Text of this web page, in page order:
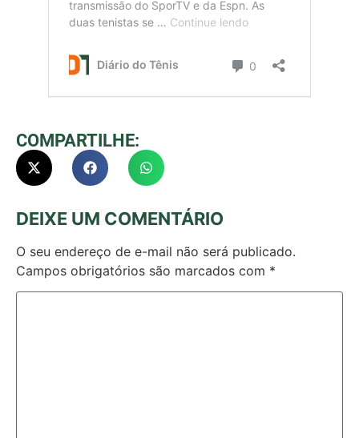
COMPARTILHE:
DEIXE UM COMENTÁRIO
O seu endereço de e-mail não será publicado.
Campos obrigatórios são marcados com *